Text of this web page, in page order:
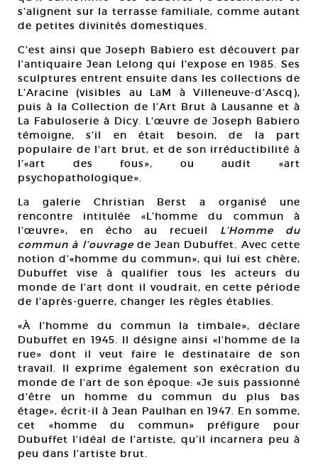
s’alignent sur la terrasse familiale, comme autant
de petites divinités domestiques.
C’est ainsi que Joseph Babiero est découvert par
l’antiquaire Jean Lelong qui l’expose en 1985. Ses
sculptures entrent ensuite dans les collections de
L’Aracine (visibles au LaM à Villeneuve-d’Ascq),
puis à la Collection de l’Art Brut à Lausanne et à
La Fabuloserie à Dicy. L’œuvre de Joseph Babiero
témoigne, s’il en était besoin, de la part
populaire de l’art brut, et de son irréductibilité à
l’«art des fous», ou audit «art
psychopathologique».
La galerie Christian Berst a organisé une
rencontre intitulée «L’homme du commun à
l’œuvre», en écho au recueil L’Homme du
commun à l’ouvrage de Jean Dubuffet. Avec cette
notion d’«homme du commun», qui lui est chère,
Dubuffet vise à qualifier tous les acteurs du
monde de l’art dont il voudrait, en cette période
de l’après-guerre, changer les règles établies.
«À l’homme du commun la timbale», déclare
Dubuffet en 1945. Il désigne ainsi «l’homme de la
rue» dont il veut faire le destinataire de son
travail. Il exprime également son exécration du
monde de l’art de son époque: «Je suis passionné
d’être un homme du commun du plus bas
étage», écrit-il à Jean Paulhan en 1947. En somme,
cet «homme du commun» préfigure pour
Dubuffet l’idéal de l’artiste, qu’il incarnera peu à
peu dans l’artiste brut.